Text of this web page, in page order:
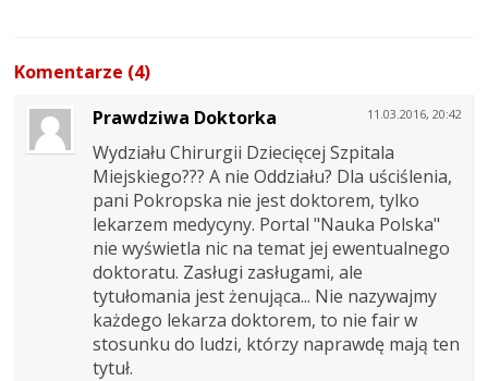
Komentarze (4)
11.03.2016, 20:42
Prawdziwa Doktorka
Wydziału Chirurgii Dziecięcej Szpitala
Miejskiego??? A nie Oddziału? Dla uściślenia,
pani Pokropska nie jest doktorem, tylko
lekarzem medycyny. Portal "Nauka Polska"
nie wyświetla nic na temat jej ewentualnego
doktoratu. Zasługi zasługami, ale
tytułomania jest żenująca... Nie nazywajmy
każdego lekarza doktorem, to nie fair w
stosunku do ludzi, którzy naprawdę mają ten
tytuł.